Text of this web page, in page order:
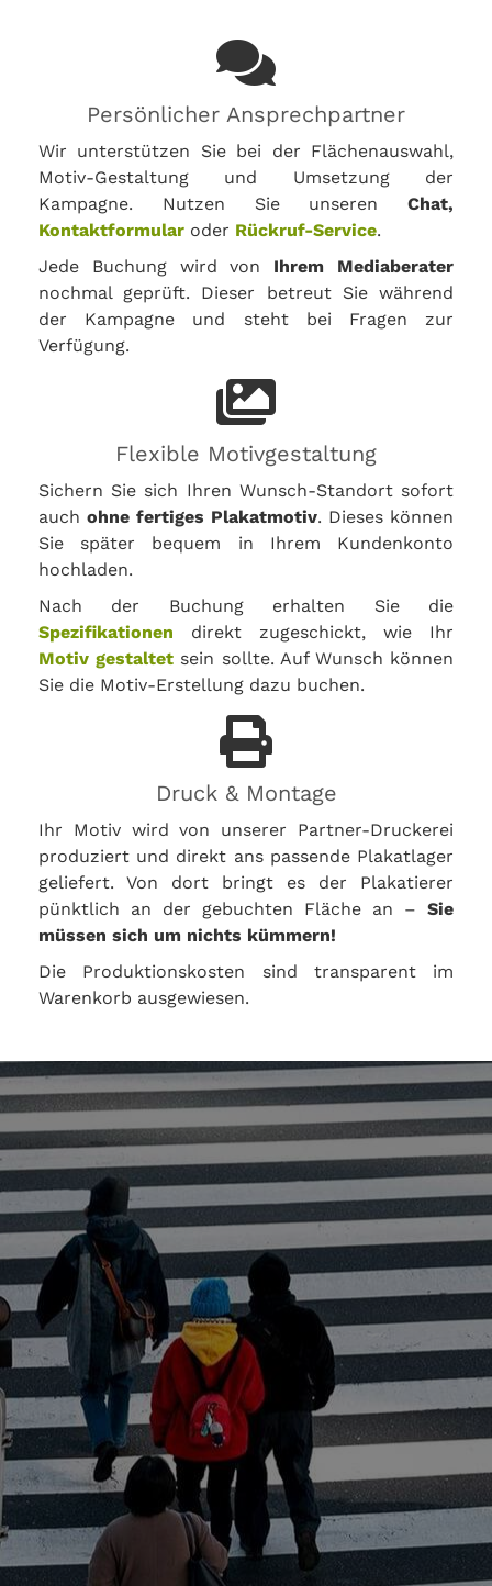
Persönlicher Ansprechpartner
Wir unterstützen Sie bei der Flächenauswahl,
Motiv-Gestaltung und Umsetzung der
Kampagne. Nutzen Sie unseren Chat,
Kontaktformular oder Rückruf-Service.
Jede Buchung wird von Ihrem Mediaberater
nochmal geprüft. Dieser betreut Sie während
der Kampagne und steht bei Fragen zur
Verfügung.
Flexible Motivgestaltung
Sichern Sie sich Ihren Wunsch-Standort sofort
auch ohne fertiges Plakatmotiv. Dieses können
Sie später bequem in Ihrem Kundenkonto
hochladen.
Nach der Buchung erhalten Sie die
Spezifikationen direkt zugeschickt, wie Ihr
Motiv gestaltet sein sollte. Auf Wunsch können
Sie die Motiv-Erstellung dazu buchen.
Druck & Montage
Ihr Motiv wird von unserer Partner-Druckerei
produziert und direkt ans passende Plakatlager
geliefert. Von dort bringt es der Plakatierer
pünktlich an der gebuchten Fläche an – Sie
müssen sich um nichts kümmern!
Die Produktionskosten sind transparent im
Warenkorb ausgewiesen.